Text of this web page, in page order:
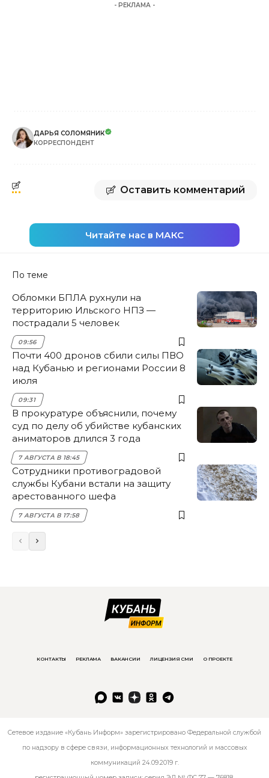
- РЕКЛАМА -
ДАРЬЯ СОЛОМЯНИК
КОРРЕСПОНДЕНТ
Оставить комментарий
Читайте нас в МАКС
По теме
Обломки БПЛА рухнули на
территорию Ильского НПЗ —
пострадали 5 человек
09:56
Почти 400 дронов сбили силы ПВО
над Кубанью и регионами России 8
июля
09:31
В прокуратуре объяснили, почему
суд по делу об убийстве кубанских
аниматоров длился 3 года
7 АВГУСТА В 18:45
Сотрудники противоградовой
службы Кубани встали на защиту
арестованного шефа
7 АВГУСТА В 17:58
КОНТАКТЫ РЕКЛАМА ВАКАНСИИ ЛИЦЕНЗИЯ СМИ О ПРОЕКТЕ
Сетевое издание «Кубань Информ» зарегистрировано Федеральной службой
по надзору в сфере связи, информационных технологий и массовых
коммуникаций 24.09.2019 г.